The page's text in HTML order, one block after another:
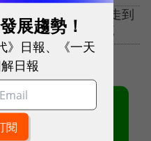
但誰能決定企業將走到
為下一代產業典範
展趨勢！
》日報、《一天
日報